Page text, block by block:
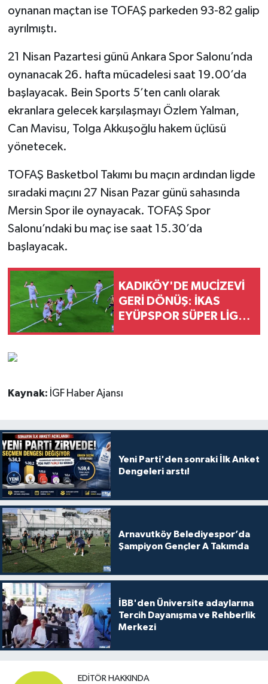
oynanan maçtan ise TOFAŞ parkeden 93-82 galip
ayrılmıştı.
21 Nisan Pazartesi günü Ankara Spor Salonu’nda
oynanacak 26. hafta mücadelesi saat 19.00’da
başlayacak. Bein Sports 5’ten canlı olarak
ekranlara gelecek karşılaşmayı Özlem Yalman,
Can Mavisu, Tolga Akkuşoğlu hakem üçlüsü
yönetecek.
TOFAŞ Basketbol Takımı bu maçın ardından ligde
sıradaki maçını 27 Nisan Pazar günü sahasında
Mersin Spor ile oynayacak. TOFAŞ Spor
Salonu’ndaki bu maç ise saat 15.30’da
başlayacak.
KADIKÖY'DE MUCİZEVİ
GERİ DÖNÜŞ: İKAS
EYÜPSPOR SÜPER LİG’E
Kaynak: İGF Haber Ajansı
Yeni Parti'den sonraki İlk Anket
Dengeleri arstı!
Arnavutköy Belediyespor’da
Şampiyon Gençler A Takımda
İBB'den Üniversite adaylarına
Tercih Dayanışma ve Rehberlik
Merkezi
EDITÖR HAKKINDA